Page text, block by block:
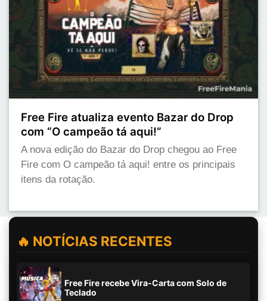
Free Fire atualiza evento Bazar do Drop
com “O campeão tá aqui!”
A nova edição do Bazar do Drop chegou ao Free
Fire com O campeão tá aqui! entre os principais
itens da rotação.
🔥 NOTÍCIAS RECENTES
Free Fire recebe Vira-Carta com Solo de
Teclado